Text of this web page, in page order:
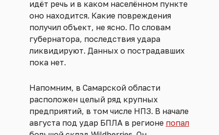
идёт речь и в каком населённом пункте
оно находится. Какие повреждения
получил объект, не ясно. По словам
губернатора, последствия удара
ликвидируют. Данных о пострадавших
пока нет.
Напомним, в Самарской области
расположен целый ряд крупных
предприятий, в том числе НПЗ. В начале
августа под удар БПЛА в регионе попал